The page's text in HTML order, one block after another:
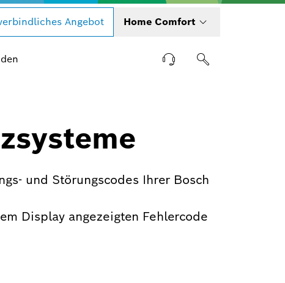
Angebot Home Comfort
und Störungscodes Ihrer Bosch
Display angezeigten Fehlercode